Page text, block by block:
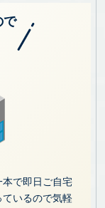
で
で即日ご自宅
いるので気軽